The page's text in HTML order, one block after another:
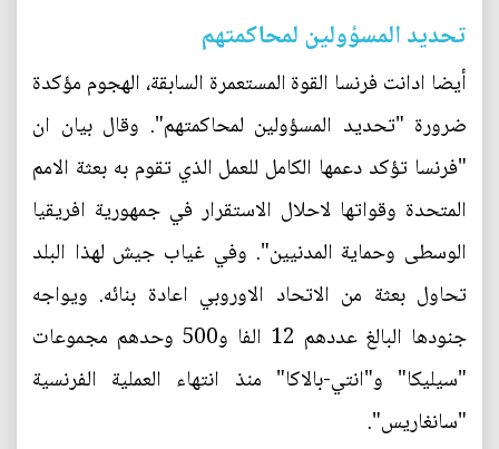
تحديد المسؤولين لمحاكمتهم
أيضا ادانت فرنسا القوة المستعمرة السابقة، الهجوم مؤكدة
ضرورة "تحديد المسؤولين لمحاكمتهم". وقال بيان ان
"فرنسا تؤكد دعمها الكامل للعمل الذي تقوم به بعثة الامم
المتحدة وقواتها لاحلال الاستقرار في جمهورية افريقيا
الوسطى وحماية المدنيين". وفي غياب جيش لهذا البلد
تحاول بعثة من الاتحاد الاوروبي اعادة بنائه. ويواجه
جنودها البالغ عددهم 12 الفا و500 وحدهم مجموعات
"سيليكا" و"انتي-بالاكا" منذ انتهاء العملية الفرنسية
"سانغاريس".